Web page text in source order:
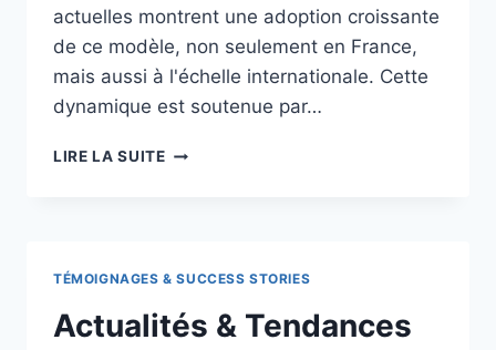
actuelles montrent une adoption croissante
de ce modèle, non seulement en France,
mais aussi à l'échelle internationale. Cette
dynamique est soutenue par…
LIRE LA SUITEACTUALITÉS
SUCCESS
STORIES
TÉMOIGNAGES & SUCCESS STORIES
Actualités & Tendances